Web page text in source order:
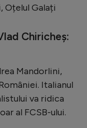
Galați
Chiricheș:
Mandorlini,
Italianul
va ridica
al FCSB-ului.